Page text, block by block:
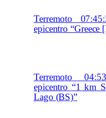
Terremoto
epicentro “Greece
Terremoto
epicentro “1 km
Lago (BS)”